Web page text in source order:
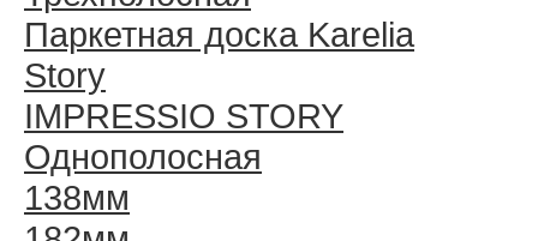
Паркетная доска Karelia
Story
IMPRESSIO STORY
Однополосная
138мм